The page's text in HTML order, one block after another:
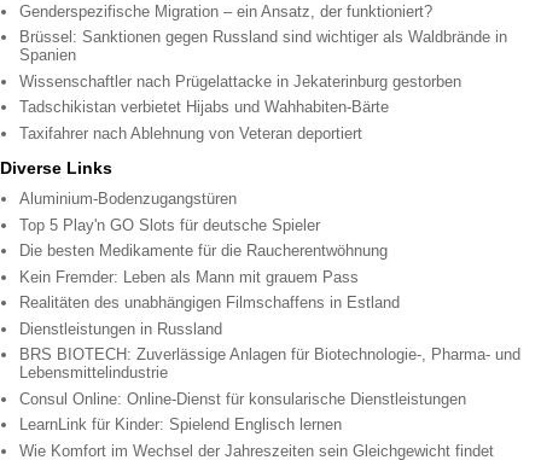
Genderspezifische Migration – ein Ansatz, der funktioniert?
Brüssel: Sanktionen gegen Russland sind wichtiger als Waldbrände in
Spanien
Wissenschaftler nach Prügelattacke in Jekaterinburg gestorben
Tadschikistan verbietet Hijabs und Wahhabiten-Bärte
Taxifahrer nach Ablehnung von Veteran deportiert
Diverse Links
Aluminium-Bodenzugangstüren
Top 5 Play'n GO Slots für deutsche Spieler
Die besten Medikamente für die Raucherentwöhnung
Kein Fremder: Leben als Mann mit grauem Pass
Realitäten des unabhängigen Filmschaffens in Estland
Dienstleistungen in Russland
BRS BIOTECH: Zuverlässige Anlagen für Biotechnologie-, Pharma- und
Lebensmittelindustrie
Consul Online: Online-Dienst für konsularische Dienstleistungen
LearnLink für Kinder: Spielend Englisch lernen
Wie Komfort im Wechsel der Jahreszeiten sein Gleichgewicht findet